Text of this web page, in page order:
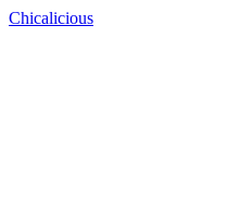
Chicalicious